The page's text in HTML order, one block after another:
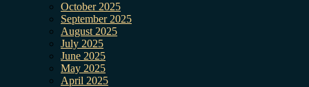
October 2025
September 2025
August 2025
July 2025
June 2025
May 2025
April 2025